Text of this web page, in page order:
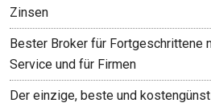
Zinsen
Bester Broker für Fortgeschrittene
Service und für Firmen
Der einzige, beste und